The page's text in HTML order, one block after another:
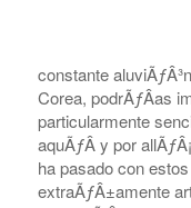
constante
Corea, podrÃƒÂ­as
particularmente
aquÃƒÂ­ y por
ha pasado con
extraÃƒÂ±amente